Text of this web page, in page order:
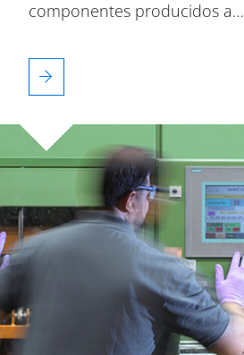
componentes producidos a…